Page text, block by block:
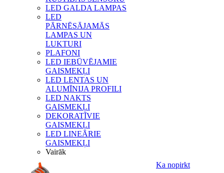
LED GALDA LAMPAS
LED
PĀRNĒSĀJAMĀS
LAMPAS UN
LUKTURI
PLAFONI
LED IEBŪVĒJAMIE
GAISMEKĻI
LED LENTAS UN
ALUMĪNIJA PROFILI
LED NAKTS
GAISMEKĻI
DEKORATĪVIE
GAISMEKĻI
LED LINEĀRIE
GAISMEKĻI
Vairāk
Ka nopirkt